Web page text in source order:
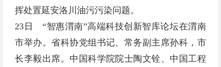
挥处置延安洛川油污污染问题。
23日 “智惠渭南”高端科技创新智库论坛在渭南
市举办。省科协党组书记、常务副主席孙科，市
长李毅出席。中国科学院院士陶文铨、中国工程